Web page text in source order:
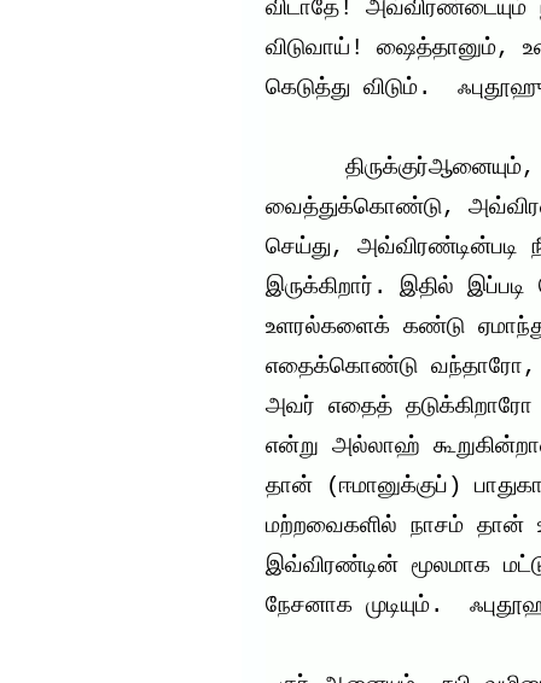
விடாதே! அவ்விரண்டையும்
விடுவாய்! ஷைத்தானும்,
கெடுத்து விடும்.
வைத்துக்கொண்டு,
செய்து, அவ்விரண்டின்படி
இருக்கிறார். இதில்
உளரல்களைக் கண்டு
எதைக்கொண்டு
அவர் எதைத் தடுக்கிறாரோ
என்று அல்லாஹ்
தான் (ஈமானுக்குப்)
மற்றவைகளில் நாசம் தான்
இவ்விரண்டின் மூலமாக
நேசனாக முடியும்.